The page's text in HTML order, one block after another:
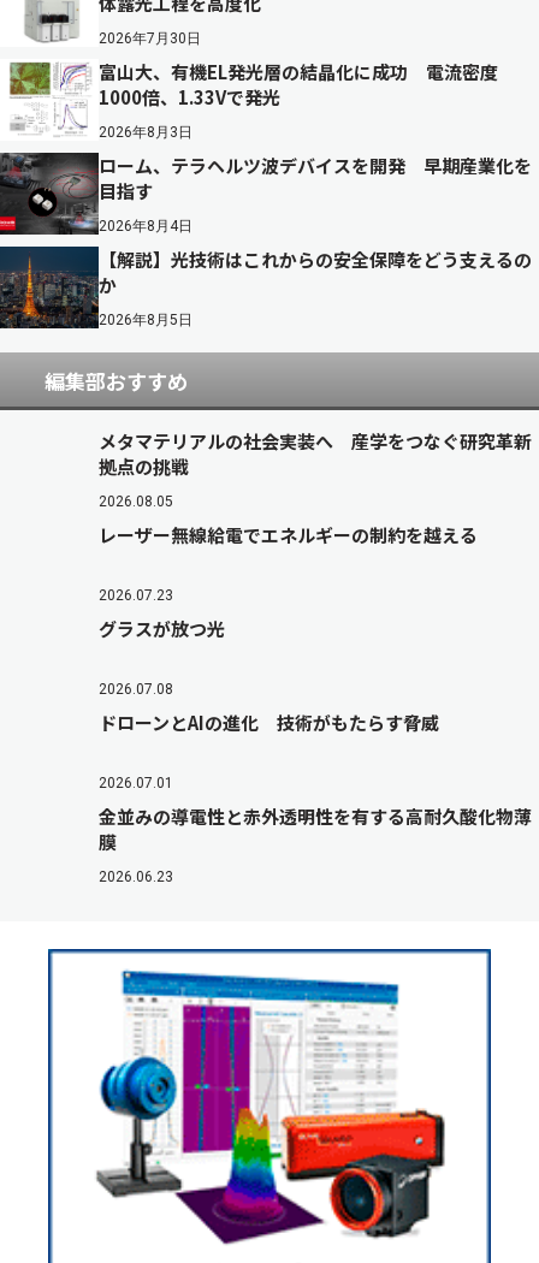
2026年7月30日
富山大、有機EL発光層の結晶化に成功 電流密度
1000倍、1.33Vで発光
2026年8月3日
ローム、テラヘルツ波デバイスを開発 早期産業化を
目指す
2026年8月4日
【解説】光技術はこれからの安全保障をどう支えるの
か
2026年8月5日
編集部おすすめ
メタマテリアルの社会実装へ 産学をつなぐ研究革新
拠点の挑戦
2026.08.05
レーザー無線給電でエネルギーの制約を越える
2026.07.23
グラスが放つ光
2026.07.08
ドローンとAIの進化 技術がもたらす脅威
2026.07.01
金並みの導電性と赤外透明性を有する高耐久酸化物薄
膜
2026.06.23